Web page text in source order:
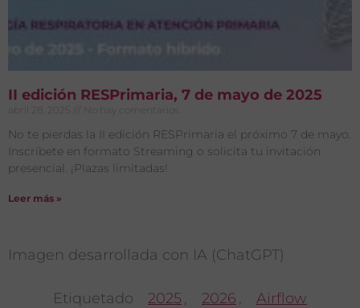
II edición RESPrimaria, 7 de mayo de 2025
abril 28, 2025 No hay comentarios
No te pierdas la II edición RESPrimaria el próximo 7 de mayo.
Inscríbete en formato Streaming o solicita tu invitación
presencial. ¡Plazas limitadas!
Leer más »
Imagen desarrollada con IA (ChatGPT)
Etiquetado 2025 , 2026 ,
Airflow